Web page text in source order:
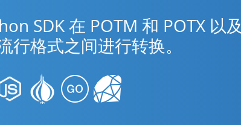
SDK 在 POTM 和 POTX 以及
格式之间进行转换。